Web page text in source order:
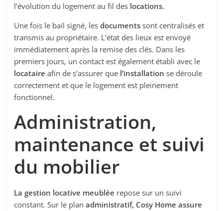
l’évolution du logement au fil des locations.
Une fois le bail signé, lesdocuments sont centralisés et
transmis au propriétaire. L’état des lieux est envoyé
immédiatement après la remise des clés. Dans les
premiers jours, un contact est également établi avec le
locataire afin de s’assurer que l’installation se déroule
correctement et que le logement est pleinement
fonctionnel.
Administration,
maintenance et suivi
du mobilier
La gestion locative meublée repose sur un suivi
constant. Sur le planadministratif, Cosy Home assure